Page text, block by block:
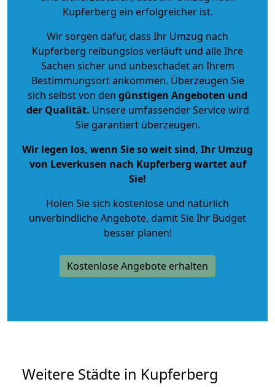
Kupferberg ein erfolgreicher ist.
Wir sorgen dafür, dass Ihr Umzug nach
Kupferberg reibungslos verläuft und alle Ihre
Sachen sicher und unbeschadet an Ihrem
Bestimmungsort ankommen. Überzeugen Sie
sich selbst von den günstigen Angeboten und
der Qualität. Unsere umfassender Service wird
Sie garantiert überzeugen.
Wir legen los, wenn Sie so weit sind, Ihr Umzug
von Leverkusen nach Kupferberg wartet auf
Sie!
Holen Sie sich kostenlose und natürlich
unverbindliche Angebote, damit Sie Ihr Budget
besser planen!
Kostenlose Angebote erhalten
Weitere Städte in Kupferberg